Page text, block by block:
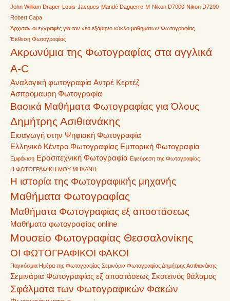
John William Draper Louis-Jacques-Mandé Daguerre M Nikon D7000 Nikon D7200
Robert Capa
Άρχισαν οι εγγραφές για τον νέο εξάμηνο κύκλο μαθημάτων Φωτογραφίας
Έκθεση Φωτογραφίας
Ακρωνύμια της Φωτογραφίας στα αγγλικά
A-C
Αναλογική φωτογραφία Αντρέ Κερτέζ
Ασπρόμαυρη Φωτογραφία
Βασικά Μαθήματα Φωτογραφίας για Όλους
Δημήτρης Ασιθιανάκης
Εισαγωγή στην Ψηφιακή Φωτογραφία
Ελληνικό Κέντρο Φωτογραφίας Εμπορική Φωτογραφία
Εμφάνιση Ερασιτεχνική Φωτογραφία Εφεύρεση της Φωτογραφίας
Η ΦΩΤΟΓΡΑΦΙΚΗ ΜΟΥ ΜΗΧΑΝΗ
Η ιστορία της Φωτογραφικής μηχανής
Μαθήματα Φωτογραφίας
Μαθήματα Φωτογραφίας εξ αποστάσεως
Μαθήματα φωτογραφίας online
Μουσείο Φωτογραφίας Θεσσαλονίκης
ΟΙ ΦΩΤΟΓΡΑΦΙΚΟΙ ΦΑΚΟΙ
Παγκόσμια Ημέρα της Φωτογραφίας Σεμινάρια Φωτογραφίας Δημήτρης Ασιθιανάκης
Σεμινάρια Φωτογραφίας εξ αποστάσεως Σκοτεινός θάλαμος
Σφάλματα των Φωτογραφικών Φακών